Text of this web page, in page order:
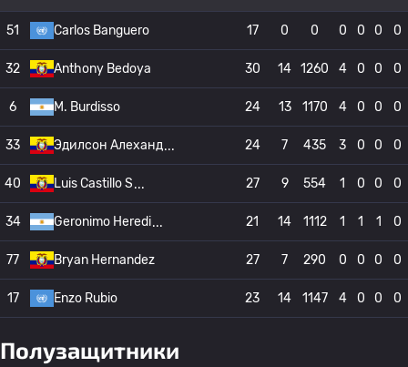
51 Carlos Banguero 17 0 0 0 0 0 0
32 Anthony Bedoya 30 14 1260 4 0 0 0
6 M. Burdisso 24 13 1170 4 0 0 0
33 Эдилсон Алеханд 24 7 435 3 0 0 0
40 Luis Castillo S 27 9 554 1 0 0 0
34 Geronimo Heredi 21 14 1112 1 1 1 0
77 Bryan Hernandez 27 7 290 0 0 0 0
17 Enzo Rubio 23 14 1147 4 0 0 0
Полузащитники